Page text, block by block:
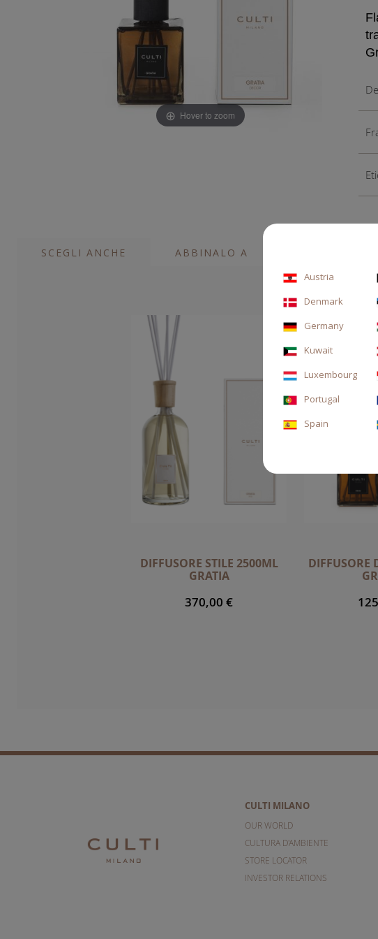
Hover to zoom
SCEGLI ANCHE
DIFFUSORE STILE 2500ML
GRATIA
370,00 €
DIFFUSORE
ABBINALO A
CULTI MILANO
OUR WORLD
CULTURA D'AMBIENTE
STORE LOCATOR
INVESTOR RELATIONS
Austria
Denmark
Germany
Kuwait
Luxembourg
Portugal
Spain